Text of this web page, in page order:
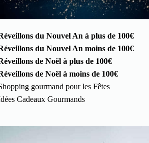
du Nouvel An à plus de 100€
du Nouvel An moins de 100€
de Noël à plus de 100€
de Noël à moins de 100€
gourmand pour les Fêtes
Cadeaux Gourmands